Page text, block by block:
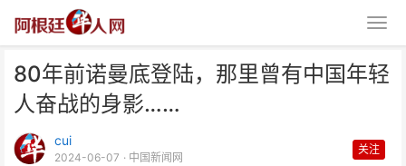
80年前诺曼底登陆，那里曾有中国年轻
人奋战的身影……
cui
2024-06-07 · 中国新闻网
关注